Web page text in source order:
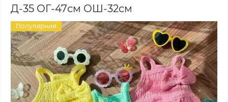
Д-35 ОГ-47см ОШ-32см
Популярний